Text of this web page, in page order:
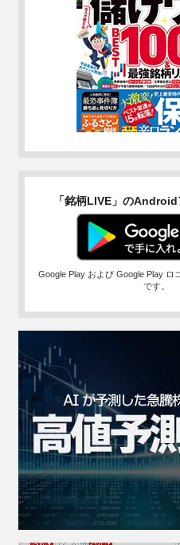
「銘柄LIVE」のAndroid
Google Play および Google Play ロ
です。